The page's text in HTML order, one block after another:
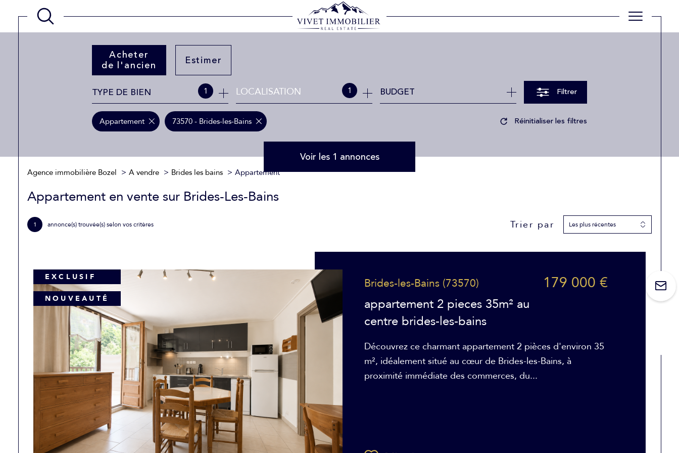
Acheter
de l'ancien
de l'ancien
Estimer
TYPE DE BIEN 1 1
LOCALISATION BUDGET Filtrer
Voir les 1 annonces
Appartement 73570 - Brides-les-Bains Réinitialiser les filtres
Agence immobilière Bozel A vendre Brides les bains Appartement
Appartement en vente sur Brides-Les-Bains
1 annonce(s) trouvée(s) selon vos critères Trier par Les plus récentes
Brides-les-Bains (73570)
appartement 2 pieces 35m² au
centre brides-les-bains
179 000 €
Découvrez ce charmant appartement 2 pièces d'environ 35
m², idéalement situé au cœur de Brides-les-Bains, à
proximité immédiate des commerces, du...
EXCLUSIF
NOUVEAUTÉ